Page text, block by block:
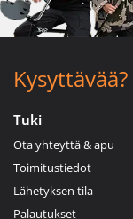
Kysyttävää?
Tuki
Ota yhteyttä & apu
Toimitustiedot
Lähetyksen tila
Palautukset